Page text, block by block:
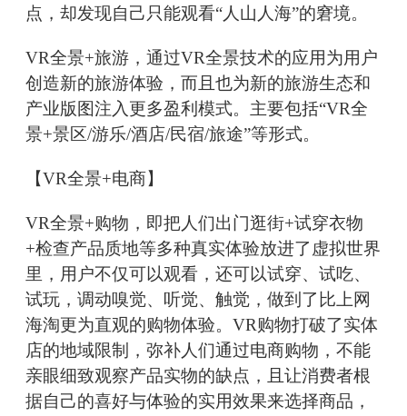
点，却发现自己只能观看“人山人海”的窘境。
VR全景+旅游，通过VR全景技术的应用为用户
创造新的旅游体验，而且也为新的旅游生态和
产业版图注入更多盈利模式。主要包括“VR全
景+景区/游乐/酒店/民宿/旅途”等形式。
【VR全景+电商】
VR全景+购物，即把人们出门逛街+试穿衣物
+检查产品质地等多种真实体验放进了虚拟世界
里，用户不仅可以观看，还可以试穿、试吃、
试玩，调动嗅觉、听觉、触觉，做到了比上网
海淘更为直观的购物体验。VR购物打破了实体
店的地域限制，弥补人们通过电商购物，不能
亲眼细致观察产品实物的缺点，且让消费者根
据自己的喜好与体验的实用效果来选择商品，